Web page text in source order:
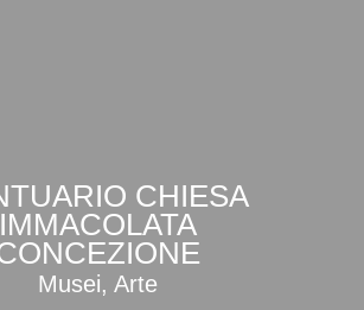
CHIESA
IMMACOLATA
Musei, Arte